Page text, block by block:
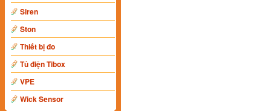
Siren
Ston
Thiết bị đo
Tủ điện Tibox
VPE
Wick Sensor